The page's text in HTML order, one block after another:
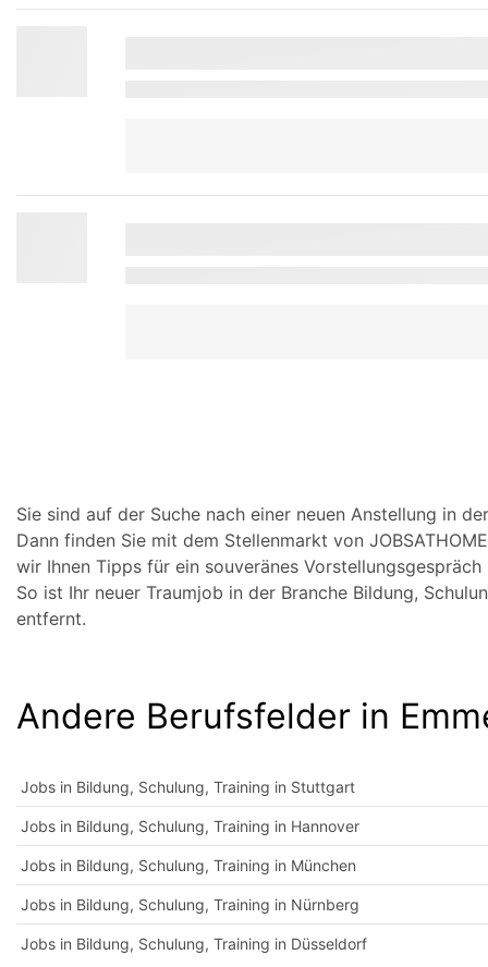
Sie sind auf der Suche nach einer neuen Anstellung in
Dann finden Sie mit dem Stellenmarkt von
wir Ihnen Tipps für ein souveränes
So ist Ihr neuer Traumjob in der Branche Bildung,
entfernt.
Andere Berufsfelder in
Jobs in Bildung, Schulung, Training in Stuttgart
Jobs in Bildung, Schulung, Training in Hannover
Jobs in Bildung, Schulung, Training in München
Jobs in Bildung, Schulung, Training in Nürnberg
Jobs in Bildung, Schulung, Training in Düsseldorf